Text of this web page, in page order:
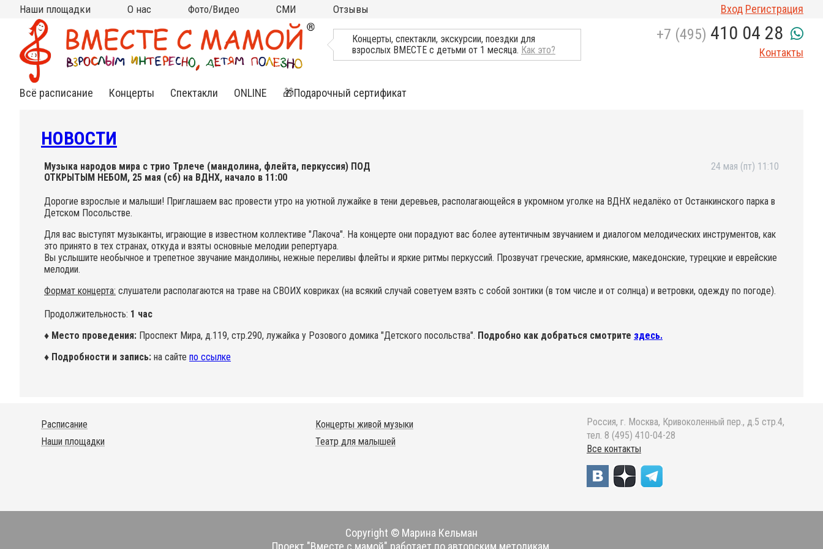
Наши площадки
Москва
на КИТАЙ-ГОРОДЕ
на ЧИСТЫХ ПРУДАХ
на ВДНХ
на НОВОСЛОБОДСКОЙ
на ПАРКЕ КУЛЬТУРЫ
в АРМЯНСКОМ
в СТАРОСАДСКОМ
(Китай-город)
в РАМЕНКАХ
на ТУРГЕНЕВСКОЙ
(школа Алгоритм)
на КРАСНЫХ ВОРОТАХ
на МЯСНИЦКОЙ (Чистые
пруды)
Московская область
в МЫТИЩАХ (клуб
Самовар)
в МЫТИЩАХ (ДЦ "Смарт
Ленд")
Все площадки на карте
О нас
Кто мы?
Контакты
Сотрудничество
Новости
Подвешенный билет
Фото/Видео
Фото
Видео
СМИ
ТВ, Пресса о нас
Отзывы Вход Регистрация
Концерты, спектакли, экскурсии, поездки для
взрослых ВМЕСТЕ с детьми от 1 месяца. Как это?
+7 (495) 410 04 28
Контакты
Всё расписание
Концерты
Яркий джаз
Веселый рок-н-
ролл
Необычный
фолк
концерты
Спектакли
музыку
Книжные
ONLINE
🎁Подарочный сертификат
НОВОСТИ
Музыка народов мира с трио Трлече (мандолина, флейта, перкуссия) ПОД
ОТКРЫТЫМ НЕБОМ, 25 мая (сб) на ВДНХ, начало в 11:00
24 мая (пт) 11:10
Дорогие взрослые и малыши! Приглашаем вас провести утро на уютной лужайке в тени деревьев, располагающейся в укромном уголке на ВДНХ недалёко от Останкинского парка в
Детском Посольстве.
Для вас выступят музыканты, играющие в известном коллективе "Лакоча". На концерте они порадуют вас более аутентичным звучанием и диалогом мелодических инструментов, как
это принято в тех странах, откуда и взяты основные мелодии репертуара.
Вы услышите необычное и трепетное звучание мандолины, нежные переливы флейты и яркие ритмы перкуссий. Прозвучат греческие, армянские, македонские, турецкие и еврейские
мелодии.
Формат концерта: слушатели располагаются на траве на СВОИХ ковриках (на всякий случай советуем взять с собой зонтики (в том числе и от солнца) и ветровки, одежду по погоде).
Продолжительность: 1 час
♦ Место проведения: Проспект Мира, д.119, стр.290, лужайка у Розового домика "Детского посольства". Подробно как добраться смотрите здесь.
♦ Подробности и запись: на сайте по ссылке
Расписание
Наши площадки
Концерты живой музыки
Театр для малышей
Россия, г. Москва, Кривоколенный пер., д.5 стр.4,
тел. 8 (495) 410-04-28
Все контакты
Copyright © Марина Кельман
Проект "Вместе с мамой" работает по авторским методикам.